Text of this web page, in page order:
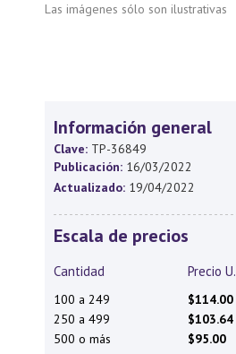
Las imágenes sólo son ilustrativas
Información general
Clave: TP-36849
Publicación: 16/03/2022
Actualizado: 19/04/2022
Escala de precios
Cantidad Precio U.
100 a 249
$114.00
250 a 499
$103.64
500 o más
$95.00